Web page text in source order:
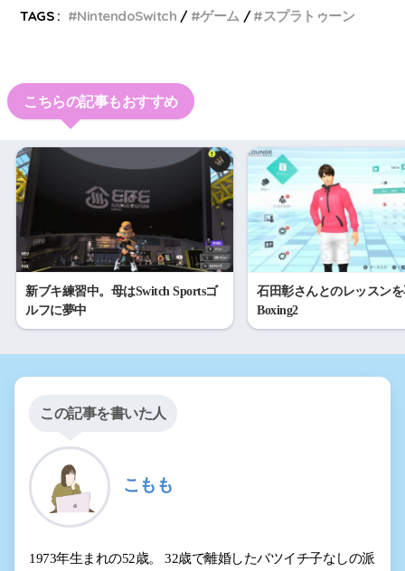
TAGS : NintendoSwitch ゲーム スプラトゥーン
こちらの記事もおすすめ
新ブキ練習中。母はSwitch Sportsゴ
ルフに夢中
石田彰さんとのレッスン
Boxing2
この記事を書いた人
こもも
1973年生まれの52歳。 32歳で離婚したバツイチ子なしの派